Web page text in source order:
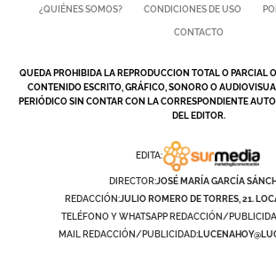
¿QUIÉNES SOMOS? CONDICIONES DE USO
CONTACTO
QUEDA PROHIBIDA LA REPRODUCCION TOTAL O PARCIAL
CONTENIDO ESCRITO, GRÁFICO, SONORO O
PERIÓDICO SIN CONTAR CON LA CORRESPONDIENTE
DEL EDITOR.
EDITA:
DIRECTOR:JOSÉ MARÍA GARCÍA
REDACCIÓN:JULIO ROMERO DE TORRES, 21.
TELÉFONO Y WHATSAPP REDACCIÓN/
MAIL REDACCIÓN/PUBLICIDAD: